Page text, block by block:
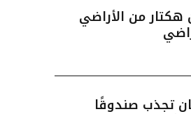
هكتار من الأراضي
تجذب صندوقًا